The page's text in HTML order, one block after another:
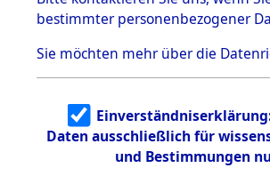
Erhebungen
zu
Todesmärsch
en
5.3.2
Identifizierun
g
5.3.3
Todesmärsch
bestimmter personenbezogener
Sie möchten mehr über die
Daten ausschließlich für
und Bestimmungen